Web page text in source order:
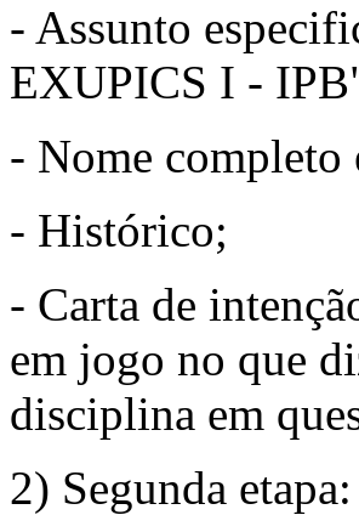
- Assunto
EXUPICS I -
- Nome completo
- Histórico;
- Carta de
em jogo no que
disciplina em
2) Segunda